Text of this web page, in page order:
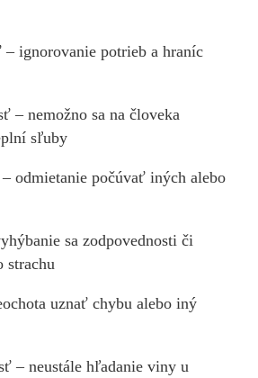
ignorovanie potrieb a hraníc
– nemožno sa na človeka
sľuby
odmietanie počúvať iných alebo
sa zodpovednosti či
strachu
uznať chybu alebo iný
– neustále hľadanie viny u